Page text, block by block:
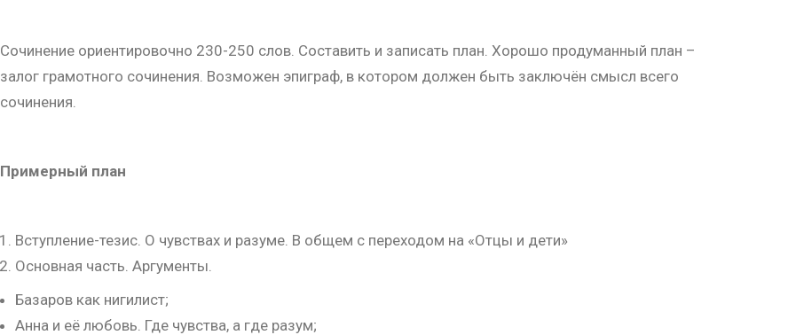
Сочинение ориентировочно 230-250 слов. Составить и записать план. Хорошо продуманный план –
залог грамотного сочинения. Возможен эпиграф, в котором должен быть заключён смысл всего
сочинения.
Примерный план
Вступление-тезис. О чувствах и разуме. В общем с переходом на «Отцы и дети»
Основная часть. Аргументы.
Базаров как нигилист;
Анна и её любовь. Где чувства, а где разум;